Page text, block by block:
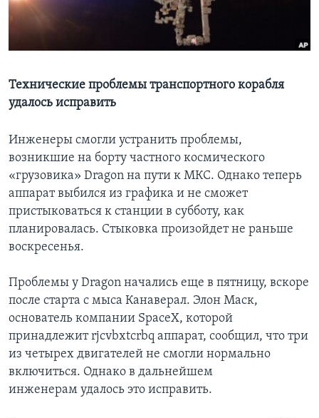
Learning English
Технические проблемы транспортного корабля
удалось исправить
Инженеры смогли устранить проблемы,
возникшие на борту частного космического
«грузовика» Dragon на пути к МКС. Однако теперь
аппарат выбился из графика и не сможет
пристыковаться к станции в субботу, как
планировалась. Стыковка произойдет не раньше
воскресенья.
Проблемы у Dragon начались еще в пятницу, вскоре
после старта с мыса Канаверал. Элон Маск,
основатель компании SpaceX, которой
принадлежит rjcvbxtcrbq аппарат, сообщил, что три
из четырех двигателей не смогли нормально
включиться. Однако в дальнейшем
инженерам удалось это исправить.